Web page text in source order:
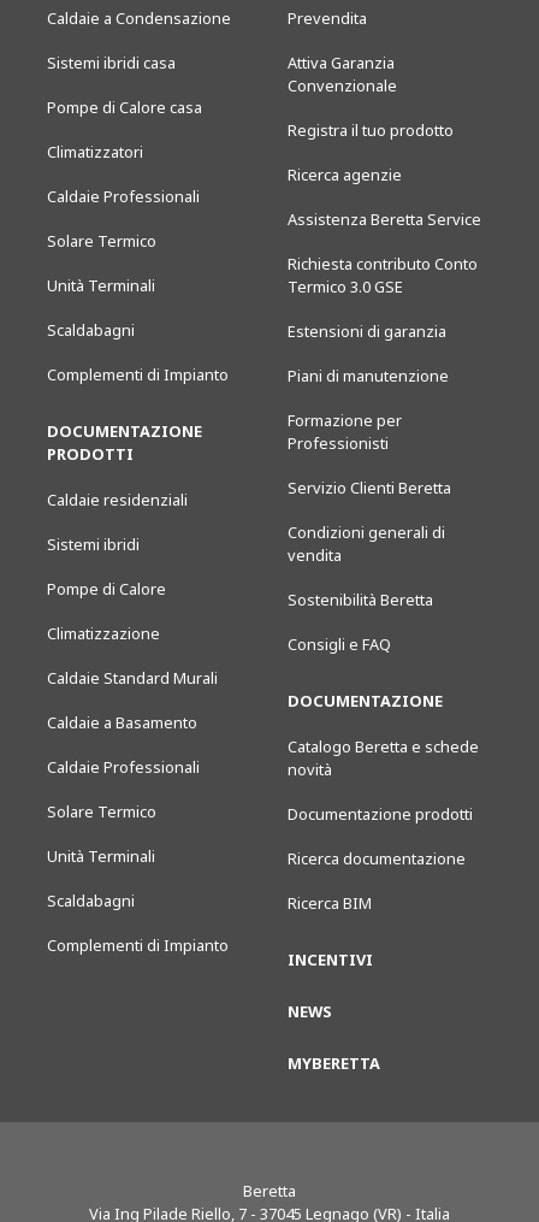
Caldaie a Condensazione
Sistemi ibridi casa
Pompe di Calore casa
Climatizzatori
Caldaie Professionali
Solare Termico
Unità Terminali
Scaldabagni
Complementi di Impianto
DOCUMENTAZIONE
PRODOTTI
Caldaie residenziali
Sistemi ibridi
Pompe di Calore
Climatizzazione
Caldaie Standard Murali
Caldaie a Basamento
Caldaie Professionali
Solare Termico
Unità Terminali
Scaldabagni
Complementi di Impianto
Prevendita
Attiva Garanzia
Convenzionale
Registra il tuo prodotto
Ricerca agenzie
Assistenza Beretta Service
Richiesta contributo Conto
Termico 3.0 GSE
Estensioni di garanzia
Piani di manutenzione
Formazione per
Professionisti
Servizio Clienti Beretta
Condizioni generali di
vendita
Sostenibilità Beretta
Consigli e FAQ
DOCUMENTAZIONE
Catalogo Beretta e schede
novità
Documentazione prodotti
Ricerca documentazione
Ricerca BIM
INCENTIVI
NEWS
MYBERETTA
Beretta
Via Ing Pilade Riello, 7 - 37045 Legnago (VR) - Italia